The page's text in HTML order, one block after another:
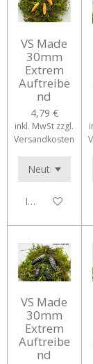
VS Made
30mm
Extrem
Auftreibe
nd
4,79 €
inkl. MwSt zzgl.
Versandkosten
In den
VS Made
30mm
Extrem
Auftreibe
nd